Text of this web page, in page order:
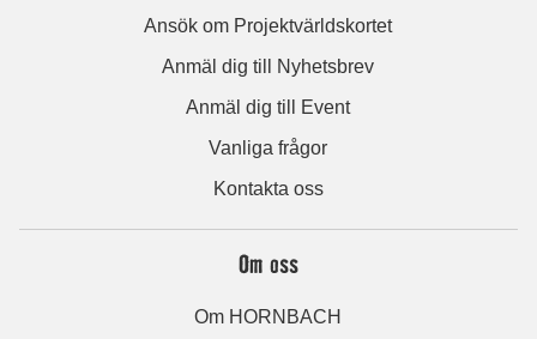
Ansök om Projektvärldskortet
Anmäl dig till Nyhetsbrev
Anmäl dig till Event
Vanliga frågor
Kontakta oss
Om oss
Om HORNBACH